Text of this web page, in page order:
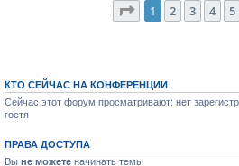
Страница из
1 2 3 4 5
КТО СЕЙЧАС НА КОНФЕРЕНЦИИ
Сейчас этот форум просматривают: нет
гостя
ПРАВА ДОСТУПА
Вы не можете начинать темы